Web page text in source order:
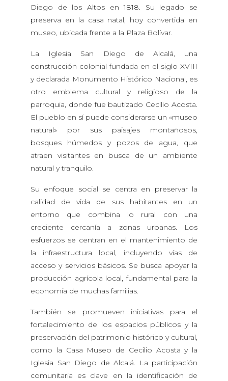
Diego de los Altos en 1818. Su legado se
preserva en la casa natal, hoy convertida en
museo, ubicada frente a la Plaza Bolívar.
La Iglesia San Diego de Alcalá, una
construcción colonial fundada en el siglo XVIII
y declarada Monumento Histórico Nacional, es
otro emblema cultural y religioso de la
parroquia, donde fue bautizado Cecilio Acosta.
El pueblo en sí puede considerarse un «museo
natural» por sus paisajes montañosos,
bosques húmedos y pozos de agua, que
atraen visitantes en busca de un ambiente
natural y tranquilo.
Su enfoque social se centra en preservar la
calidad de vida de sus habitantes en un
entorno que combina lo rural con una
creciente cercanía a zonas urbanas. Los
esfuerzos se centran en el mantenimiento de
la infraestructura local, incluyendo vías de
acceso y servicios básicos. Se busca apoyar la
producción agrícola local, fundamental para la
economía de muchas familias.
También se promueven iniciativas para el
fortalecimiento de los espacios públicos y la
preservación del patrimonio histórico y cultural,
como la Casa Museo de Cecilio Acosta y la
Iglesia San Diego de Alcalá. La participación
comunitaria es clave en la identificación de